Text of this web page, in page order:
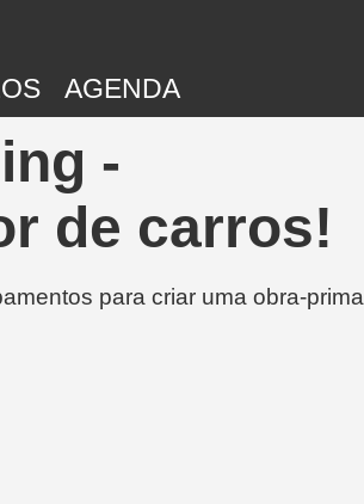
AGENDA
-
de carros!
para criar uma obra-prima